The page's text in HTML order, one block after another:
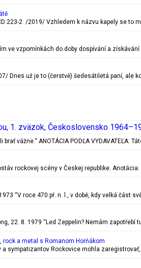
223-2 /2019/ Vzhledem k názvu kapely se to
ve vzpomínkách do doby dospívání a
Dnes už je to (čerstvě) šedesátiletá paní, ale
vážne.“ ANOTÁCIA PODĽA VYDAVATEĽA:
rockovej scény v Českej republike.
“V roce 470 př. n. l., v době, kdy velká část
22. 8. 1979 “Led Zeppelin? Nemám
rock a metal s Romanom Horňákom
a sympatizantov Rockovice mohla